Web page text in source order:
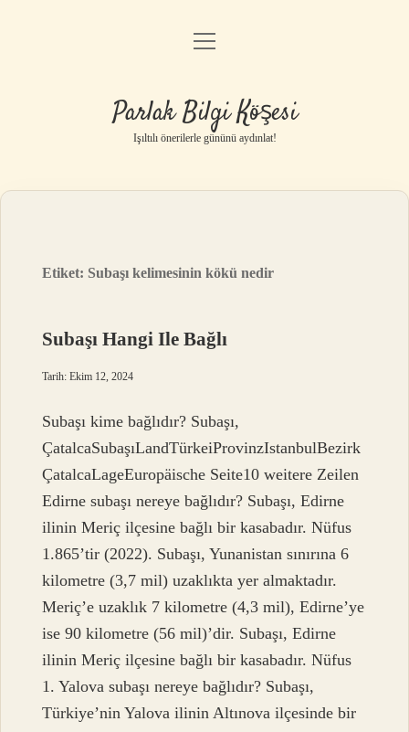
Anasayfa
Yasal Uyarı
menüyü
Parlak Bilgi Köşesi
Işıltılı önerilerle gününü aydınlat!
Etiket: Subaşı kelimesinin kökü nedir
Subaşı Hangi Ile Bağlı
Tarih: Ekim 12, 2024
Subaşı kime bağlıdır? Subaşı,
ÇatalcaSubaşıLandTürkeiProvinzIstanbulBezirk
ÇatalcaLageEuropäische Seite10 weitere Zeilen
Edirne subaşı nereye bağlıdır? Subaşı, Edirne
ilinin Meriç ilçesine bağlı bir kasabadır. Nüfus
1.865’tir (2022). Subaşı, Yunanistan sınırına 6
kilometre (3,7 mil) uzaklıkta yer almaktadır.
Meriç’e uzaklık 7 kilometre (4,3 mil), Edirne’ye
ise 90 kilometre (56 mil)’dir. Subaşı, Edirne
ilinin Meriç ilçesine bağlı bir kasabadır. Nüfus
1. Yalova subaşı nereye bağlıdır? Subaşı,
Türkiye’nin Yalova ilinin Altınova ilçesinde bir